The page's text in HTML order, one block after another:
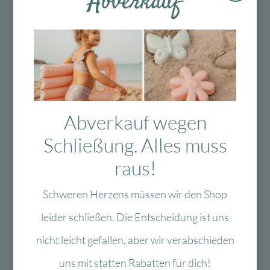
Fahrradsticker
Prinzessin Lillifee der
Schmetterlingspalast
Lieferzeit:1-3 Werktage
8,99€Ursprünglicher
Preis
war:
8,99 €
3,15€Aktueller
Preis
ist:
3,15 €.
In den Warenkorb
cleverclixx
CleverClixx Balls Pack
Dazzling Lights – 4
Teile
Lieferzeit:
1-3 Werktage
15,95€Ursprünglicher
war:
15,95 €
11,16€
In den Warenkorb
Zur Wunschliste
Abverkauf wegen
Schließung. Alles muss
raus!
Schweren Herzens müssen wir den Shop
leider schließen. Die Entscheidung ist uns
nicht leicht gefallen, aber wir verabschieden
uns mit statten Rabatten für dich!